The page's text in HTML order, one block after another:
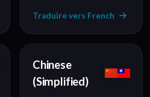
Traduire vers French
Chinese
(Simplified)